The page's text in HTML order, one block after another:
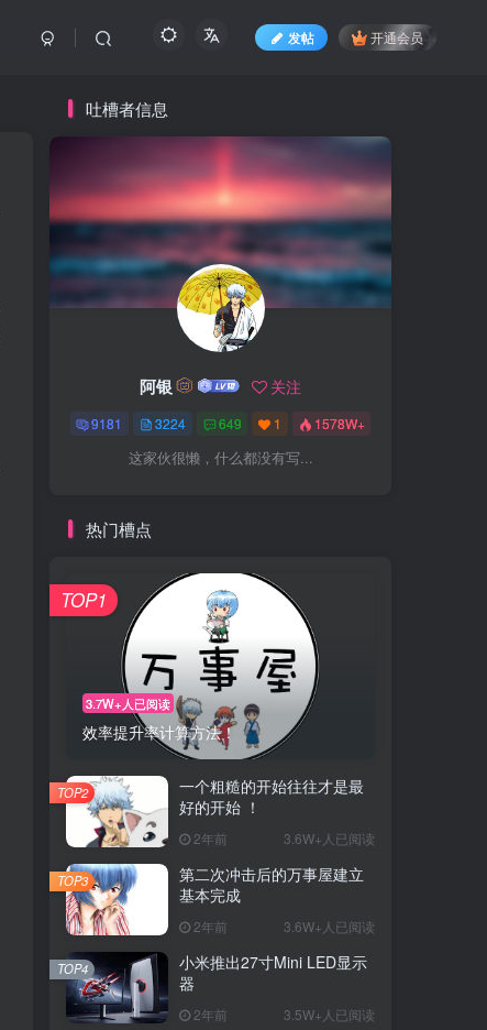
发帖 开通会员
吐槽者信息
阿银 关注
9181 3224 649 1 1578W+
这家伙很懒，什么都没有写...
热门槽点
3.7W+人已阅读
效率提升率计算方法！
TOP1
一个粗糙的开始往往才是最
好的开始 ！
2年前 3.6W+人已阅读
TOP2
第二次冲击后的万事屋建立
基本完成
2年前 3.6W+人已阅读
TOP3
小米推出27寸Mini LED显示
器
2年前 3.5W+人已阅读
TOP4